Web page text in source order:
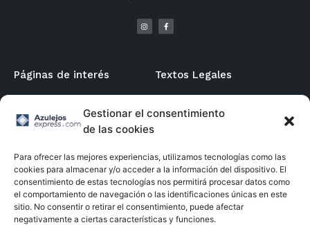
Gestionar el consentimiento
de las cookies
Para ofrecer las mejores experiencias, utilizamos tecnologías como las
cookies para almacenar y/o acceder a la información del dispositivo. El
consentimiento de estas tecnologías nos permitirá procesar datos como
el comportamiento de navegación o las identificaciones únicas en este
sitio. No consentir o retirar el consentimiento, puede afectar
negativamente a ciertas características y funciones.
Páginas de interés
Mi Cuenta / Registro
Formas de Pago
Textos Legales
Aviso Legal
Declaración de Accesibilidad
Menú
Inicio
Contacto
964 78 42 46